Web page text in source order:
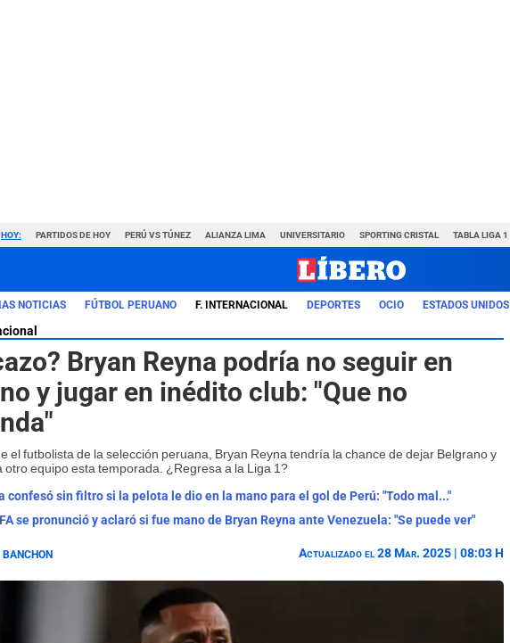
HOY: PARTIDOS DE HOY PERÚ VS TÚNEZ ALIANZA LIMA UNIVERSITARIO SPORTING CRISTAL TABLA LIGA 1
NOTICIAS FÚTBOL PERUANO F. INTERNACIONAL DEPORTES OCIO ESTADOS UNIDOS
Bryan Reyna podría no seguir en
y jugar en inédito club: "Que no
el futbolista de la selección peruana, Bryan Reyna tendría la chance de dejar Belgrano y
otro equipo esta temporada. ¿Regresa a la Liga 1?
confesó sin filtro si la pelota le dio en la mano para el gol de Perú: "Todo mal..."
se pronunció y aclaró si fue mano de Bryan Reyna ante Venezuela: "Se puede ver"
Actualizado el 28 Mar. 2025 | 08:03 H